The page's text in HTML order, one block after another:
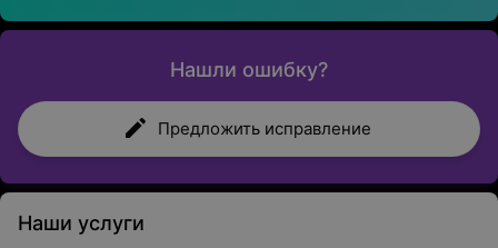
Нашли ошибку?
Предложить исправление
Наши услуги